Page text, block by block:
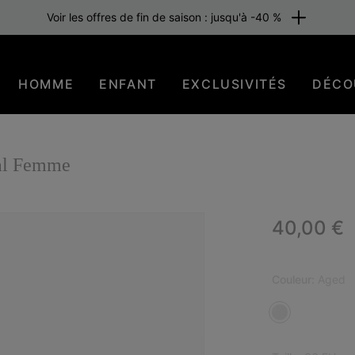
Voir les offres de fin de saison : jusqu'à -40 %
HOMME ENFANT EXCLUSIVITÉS
Femme
Regular
40,00 €